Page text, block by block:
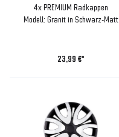
4x PREMIUM Radkappen
Modell: Granit in Schwarz-Matt
23,99 €*